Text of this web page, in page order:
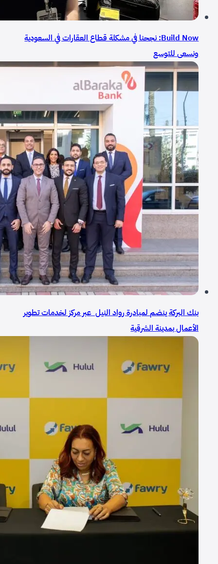
Build Now: نجحنا في مشكلة قطاع العقارات في السعودية
ونسعى للتوسع
بنك البركة ينضم لمبادرة رواد النيل عبر مركز لخدمات تطوير
الأعمال بمدينة الشرقية